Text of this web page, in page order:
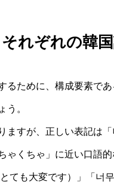
れぞれの韓
るために、構成要素で
う。
ますが、正しい表記は
ゃくちゃ」に近い口語
ても大変です）」「너